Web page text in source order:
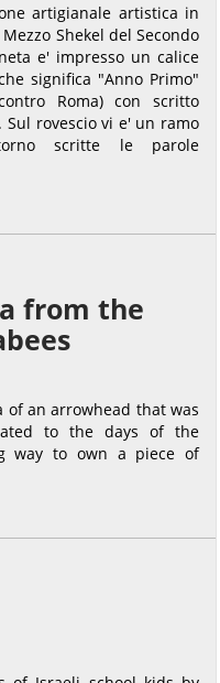
artigianale artistica in
Shekel del Secondo
e' impresso un calice
significa "Anno Primo"
Roma) con scritto
rovescio vi e' un ramo
scritte le parole
from the
of an arrowhead that was
to the days of the
way to own a piece of